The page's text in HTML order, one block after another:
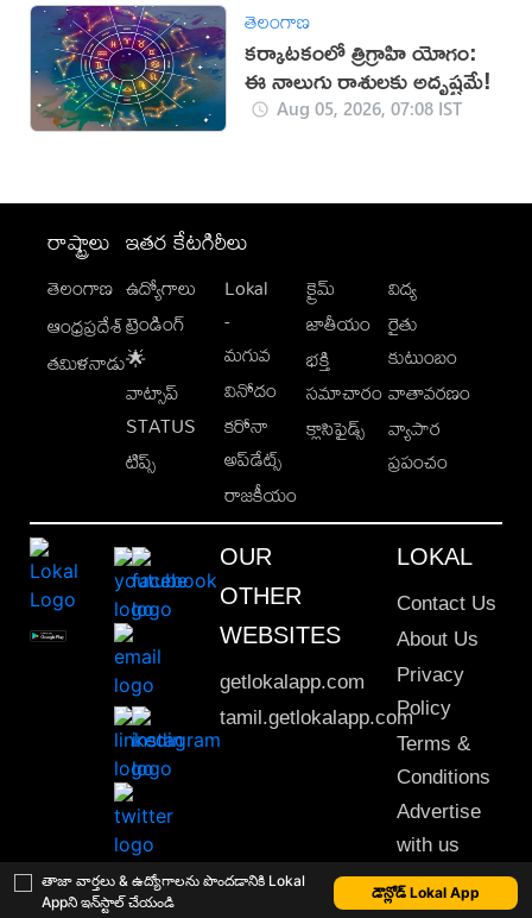
తాజా వార్తలు & ఉద్యోగాలను పొందడానికి Lokal
Appని ఇన్‌స్టాల్ చేయండి
డౌన్లోడ్ Lokal App
తెలంగాణ
కర్కాటకంలో త్రిగ్రాహి యోగం:
ఈ నాలుగు రాశులకు అదృష్టమే!
Aug 05, 2026, 07:08 IST
రాష్ట్రాలు
తెలంగాణ
ఆంధ్రప్రదేశ్
తమిళనాడు
ఇతర కేటగిరీలు
ఉద్యోగాలు
ట్రెండింగ్
🌟
వాట్సాప్
STATUS
టిప్స్
Lokal
-
మగువ
వినోదం
కరోనా
అప్‌డేట్స్
రాజకీయం
క్రైమ్
జాతీయం
భక్తి
సమాచారం
క్లాసిఫైడ్స్
విద్య
రైతు
కుటుంబం
వాతావరణం
వ్యాపార
ప్రపంచం
OUR
OTHER
WEBSITES
getlokalapp.com
tamil.getlokalapp.com
LOKAL
Contact Us
About Us
Privacy
Policy
Terms &
Conditions
Advertise
with us
Sitemap
This material may not be published, transmitted, rewritten or redistributed. © 2020 Lokal App. All rights reserved.